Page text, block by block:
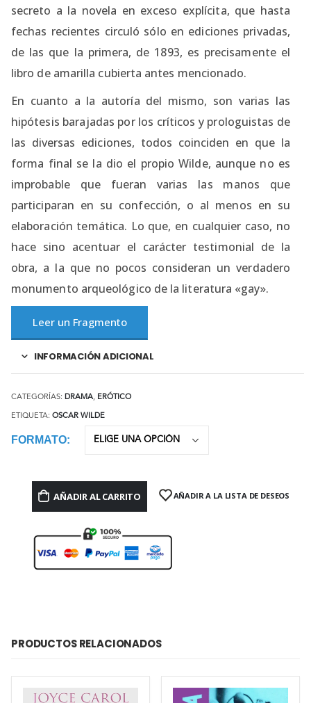
secreto a la novela en exceso explícita, que hasta
fechas recientes circuló sólo en ediciones privadas,
de las que la primera, de 1893, es precisamente el
libro de amarilla cubierta antes mencionado.
En cuanto a la autoría del mismo, son varias las
hipótesis barajadas por los críticos y prologuistas de
las diversas ediciones, todos coinciden en que la
forma final se la dio el propio Wilde, aunque no es
improbable que fueran varias las manos que
participaran en su confección, o al menos en su
elaboración temática. Lo que, en cualquier caso, no
hace sino acentuar el carácter testimonial de la
obra, a la que no pocos consideran un verdadero
monumento arqueológico de la literatura «gay».
Leer un Fragmento
INFORMACIÓN ADICIONAL
CATEGORÍAS: DRAMA, ERÓTICO
ETIQUETA: OSCAR WILDE
FORMATO
AÑADIR AL CARRITO AÑADIR A LA LISTA DE DESEOS
PRODUCTOS RELACIONADOS